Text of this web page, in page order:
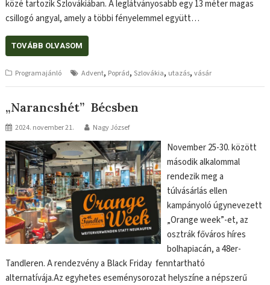
közé tartozik Szlovákiában. A leglátványosabb egy 13 méter magas
csillogó angyal, amely a többi fényelemmel együtt…
TOVÁBB OLVASOM
Programajánló Advent, Poprád, Szlovákia, utazás,vásár
„Narancshét” Bécsben
2024. november 21. Nagy József
November 25-30. között
második alkalommal
rendezik meg a
túlvásárlás ellen
kampányoló úgynevezett
„Orange week”-et, az
osztrák főváros híres
bolhapiacán, a 48er-
Tandleren. A rendezvény a Black Friday fenntartható
alternatívája.Az egyhetes eseménysorozat helyszíne a népszerű